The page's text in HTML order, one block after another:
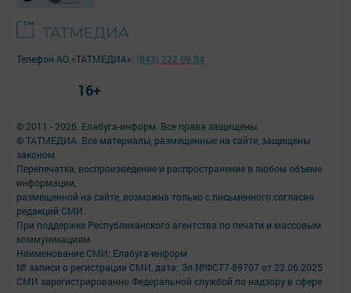
© 2011 - 2026. Елабуга-информ. Все права защищены.
© ТАТМЕДИА. Все материалы, размещенные на сайте, защищены
законом.
Перепечатка, воспроизведение и распространение в любом объеме
информации,
размещенной на сайте, возможна только с письменного согласия
редакций СМИ.
При поддержке Республиканского агентства по печати и массовым
коммуникациям.
Наименование СМИ: Елабуга-информ
№ записи о регистрации СМИ, дата: Эл №ФС77-89707 от 23.06.2025
СМИ зарегистрированно Федеральной службой по надзору в сфере
Телефон АО «ТАТМЕДИА»: (843) 222 09 84
16+